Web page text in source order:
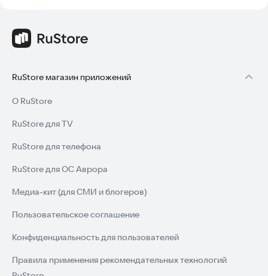
RuStore магазин приложений
О RuStore
RuStore для TV
RuStore для телефона
RuStore для ОС Аврора
Медиа-кит (для СМИ и блогеров)
Пользовательское соглашение
Конфиденциальность для пользователей
Правила применения рекомендательных технологий